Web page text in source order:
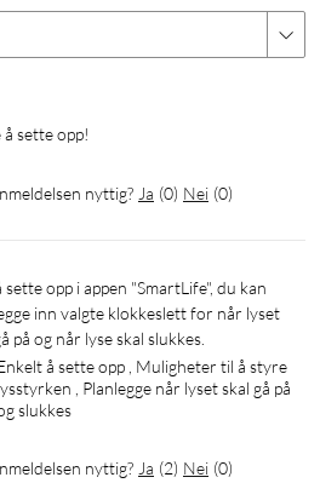
å sette opp!
nyttig? Ja (0) Nei (0)
inn valgte klokkeslett for når lyset
på og når lyse skal slukkes.
å sette opp , Muligheter til å styre
, Planlegge når lyset skal gå på
slukkes
nyttig? Ja (2) Nei (0)